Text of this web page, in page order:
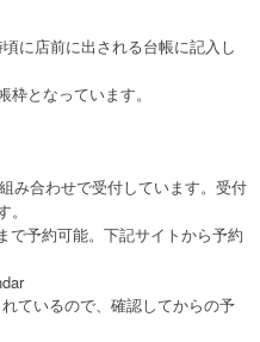
に店前に出される台帳に記入し
となっています。
み合わせで受付しています。受付
で予約可能。下記サイトから予約
ているので、確認してからの予